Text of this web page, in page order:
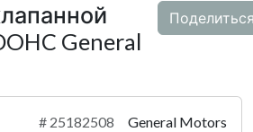
General
# 25182508 General Motors